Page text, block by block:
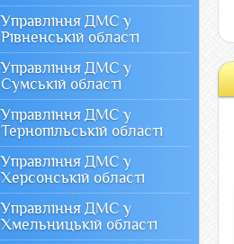
Управління ДМС у
Рівненській області
Управління ДМС у
Сумській області
Управління ДМС у
Тернопільській області
Управління ДМС у
Херсонській області
Управління ДМС у
Хмельницькій області